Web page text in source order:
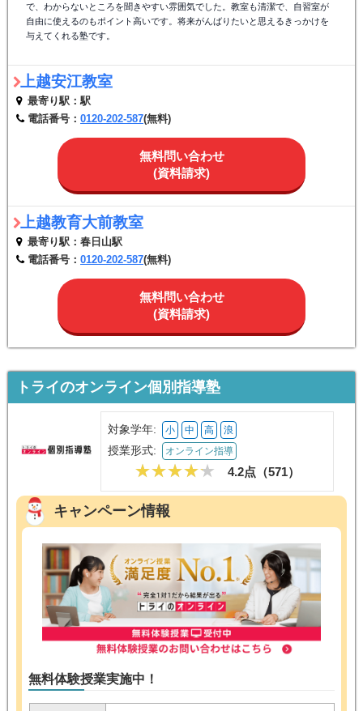
で、わからないところを聞きやすい雰囲気でした。教室も清潔で、自習室が
自由に使えるのもポイント高いです。将来がんばりたいと思えるきっかけを
与えてくれる塾です。
上越安江教室
最寄り駅：駅
電話番号： 0120-202-587(無料)
無料問い合わせ
(資料請求)
上越教育大前教室
最寄り駅：春日山駅
電話番号： 0120-202-587(無料)
無料問い合わせ
(資料請求)
トライのオンライン個別指導塾
対象学年: 小 中 高 浪
授業形式: オンライン指導
4.2点（571）
キャンペーン情報
無料体験授業実施中！